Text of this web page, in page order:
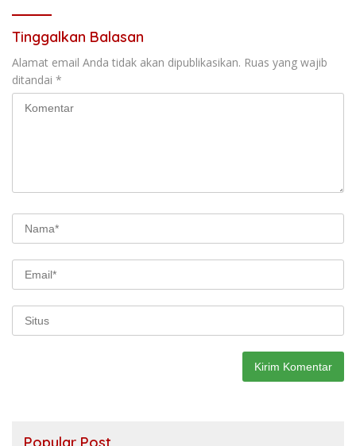
Tinggalkan Balasan
Alamat email Anda tidak akan dipublikasikan. Ruas yang wajib
ditandai *